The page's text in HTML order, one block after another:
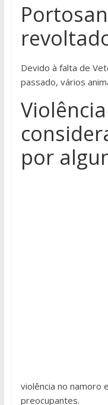
Devido à falta de
passado, vários
por
violência no namoro
preocupantes.